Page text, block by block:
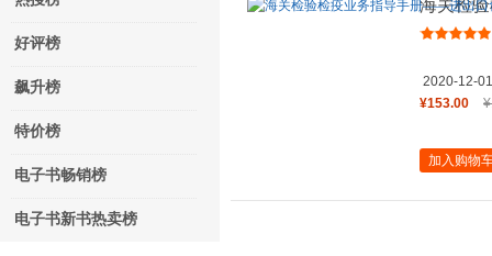
好评榜
飙升榜
特价榜
电子书畅销榜
电子书新书热卖榜
海关检
品化妆
2020-12-01
¥153.00
加入购物